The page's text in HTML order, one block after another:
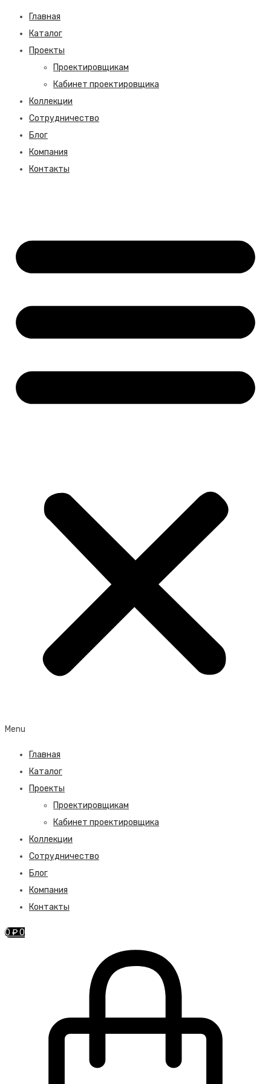
Главная
Каталог
Проекты
Проектировщикам
Кабинет проектировщика
Коллекции
Сотрудничество
Блог
Компания
Контакты
Menu
Главная
Каталог
Проекты
Проектировщикам
Кабинет проектировщика
Коллекции
Сотрудничество
Блог
Компания
Контакты
0 ₽0